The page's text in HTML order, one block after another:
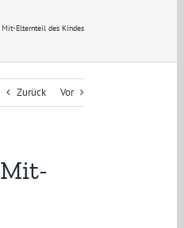
Elternteil des Kindes
Zurück Vor